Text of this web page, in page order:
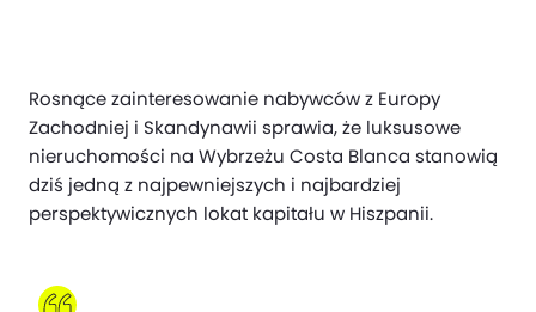
Rosnące zainteresowanie nabywców z Europy
Zachodniej i Skandynawii sprawia, że luksusowe
nieruchomości na Wybrzeżu Costa Blanca stanowią
dziś jedną z najpewniejszych i najbardziej
perspektywicznych lokat kapitału w Hiszpanii.